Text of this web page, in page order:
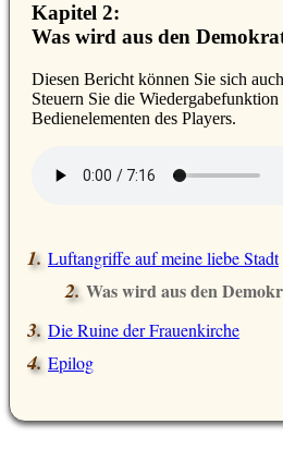
Kapitel 2:
Was wird aus den
Diesen Bericht können Sie sich auch
Steuern Sie die Wiedergabefunktion
Bedienelementen des Players.
Luftangriffe auf meine liebe Stadt
Was wird aus den
Die Ruine der Frauenkirche
Epilog